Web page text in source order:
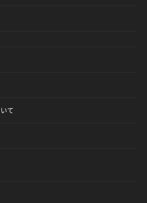
て